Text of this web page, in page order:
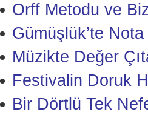
Orff Metodu ve
Gümüşlük’te Nota
Müzikte Değer
Festivalin Doruk
Bir Dörtlü Tek